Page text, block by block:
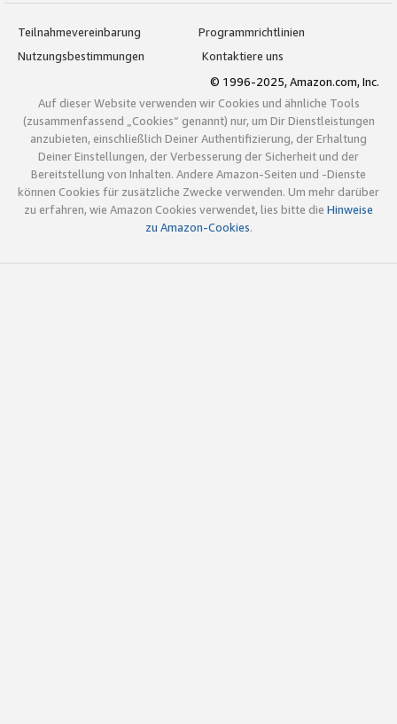
Teilnahmevereinbarung
Programmrichtlinien
Nutzungsbestimmungen
Kontaktiere uns
© 1996-2025, Amazon.com, Inc.
Auf dieser Website verwenden wir Cookies und ähnliche Tools
(zusammenfassend „Cookies“ genannt) nur, um Dir Dienstleistungen
anzubieten, einschließlich Deiner Authentifizierung, der Erhaltung
Deiner Einstellungen, der Verbesserung der Sicherheit und der
Bereitstellung von Inhalten. Andere Amazon-Seiten und -Dienste
können Cookies für zusätzliche Zwecke verwenden. Um mehr darüber
zu erfahren, wie Amazon Cookies verwendet, lies bitte die Hinweise
zu Amazon-Cookies.